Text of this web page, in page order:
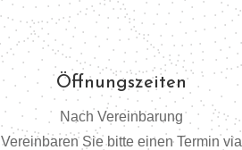
Öffnungszeiten
Nach Vereinbarung
Vereinbaren Sie bitte einen Termin via